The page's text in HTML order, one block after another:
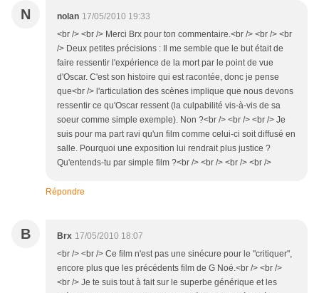
N nolan 17/05/2010 19:33
<br /> <br /> Merci Brx pour ton commentaire.<br /> <br /> <br
/> Deux petites précisions : Il me semble que le but était de
faire ressentir l'expérience de la mort par le point de vue
d'Oscar. C'est son histoire qui est racontée, donc je pense
que<br /> l'articulation des scènes implique que nous devons
ressentir ce qu'Oscar ressent (la culpabilité vis-à-vis de sa
soeur comme simple exemple). Non ?<br /> <br /> <br /> Je
suis pour ma part ravi qu'un film comme celui-ci soit diffusé en
salle. Pourquoi une exposition lui rendrait plus justice ?
Qu'entends-tu par simple film ?<br /> <br /> <br /> <br />
Répondre
B Brx 17/05/2010 18:07
<br /> <br /> Ce film n'est pas une sinécure pour le "critiquer",
encore plus que les précédents film de G Noé.<br /> <br />
<br /> Je te suis tout à fait sur le superbe générique et les